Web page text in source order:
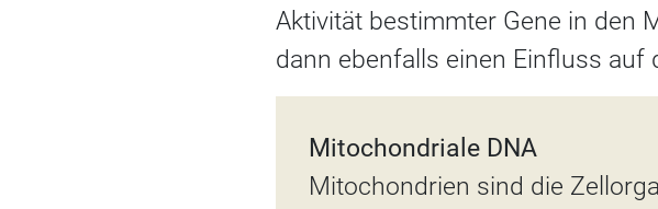
Aktivität bestimmter Gene in den
dann ebenfalls einen Einfluss auf
Mitochondriale DNA
Mitochondrien sind die